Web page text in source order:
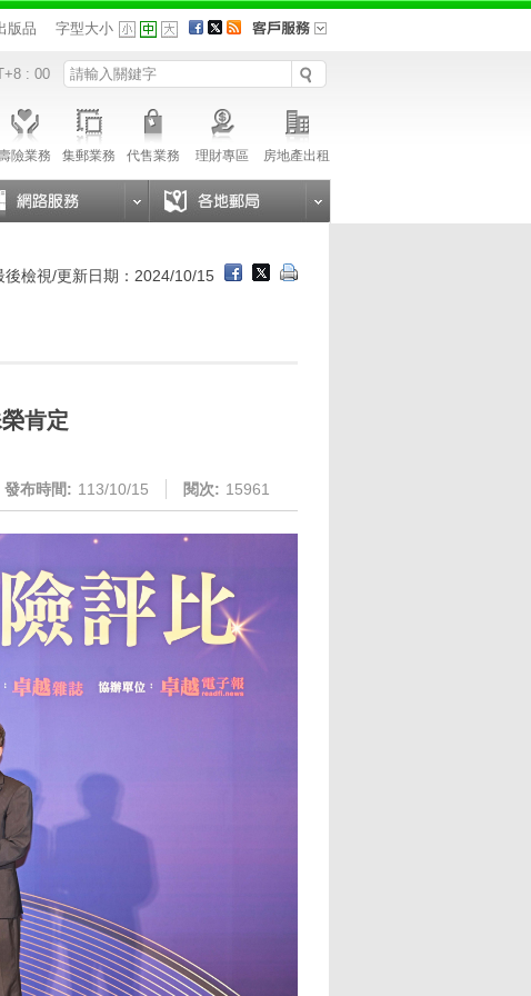
版品 字型大小
: 00
險業務 集郵業務 代售業務 理財專區 房地產出租
後檢視/更新日期：2024/10/15
肯定
發布時間: 113/10/15 閱次: 15961